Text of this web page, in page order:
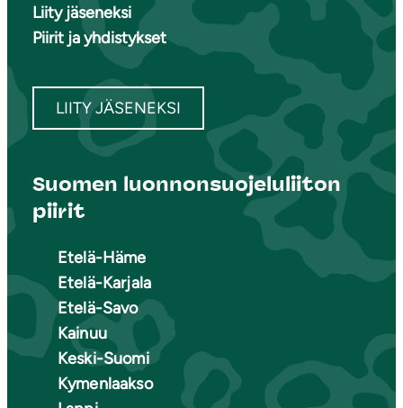
Liity jäseneksi
Piirit ja yhdistykset
LIITY JÄSENEKSI
Suomen luonnonsuojeluliiton
piirit
Etelä-Häme
Etelä-Karjala
Etelä-Savo
Kainuu
Keski-Suomi
Kymenlaakso